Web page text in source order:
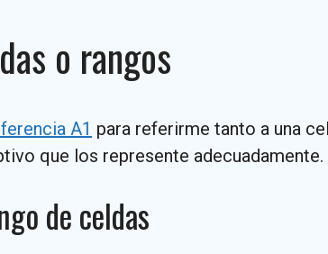
o rangos
A1 para referirme tanto a una
que los represente adecuadamente.
de celdas